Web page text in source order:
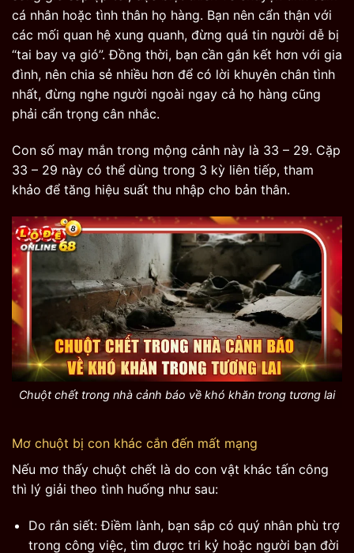
cá nhân hoặc tình thân họ hàng. Bạn nên cẩn thận với
các mối quan hệ xung quanh, đừng quá tin người dễ bị
“tai bay vạ gió”. Đồng thời, bạn cần gắn kết hơn với gia
đình, nên chia sẻ nhiều hơn để có lời khuyên chân tình
nhất, đừng nghe người ngoài ngay cả họ hàng cũng
phải cẩn trọng cân nhắc.
Con số may mắn trong mộng cảnh này là 33 – 29. Cặp
33 – 29 này có thể dùng trong 3 kỳ liên tiếp, tham
khảo để tăng hiệu suất thu nhập cho bản thân.
Chuột chết trong nhà cảnh báo về khó khăn trong tương lai
Mơ chuột bị con khác cắn đến mất mạng
Nếu mơ thấy chuột chết là do con vật khác tấn công
thì lý giải theo tình huống như sau:
Do rắn siết: Điềm lành, bạn sắp có quý nhân phù trợ
trong công việc, tìm được tri kỷ hoặc người bạn đời